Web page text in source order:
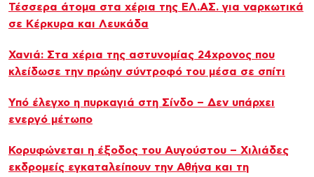
Τέσσερα άτομα στα χέρια της ΕΛ.ΑΣ. για ναρκωτικά
σε Κέρκυρα και Λευκάδα
Χανιά: Στα χέρια της αστυνομίας 24χρονος που
κλείδωσε την πρώην σύντροφό του μέσα σε σπίτι
Υπό έλεγχο η πυρκαγιά στη Σίνδο – Δεν υπάρχει
ενεργό μέτωπο
Κορυφώνεται η έξοδος του Αυγούστου – Χιλιάδες
εκδρομείς εγκαταλείπουν την Αθήνα και τη